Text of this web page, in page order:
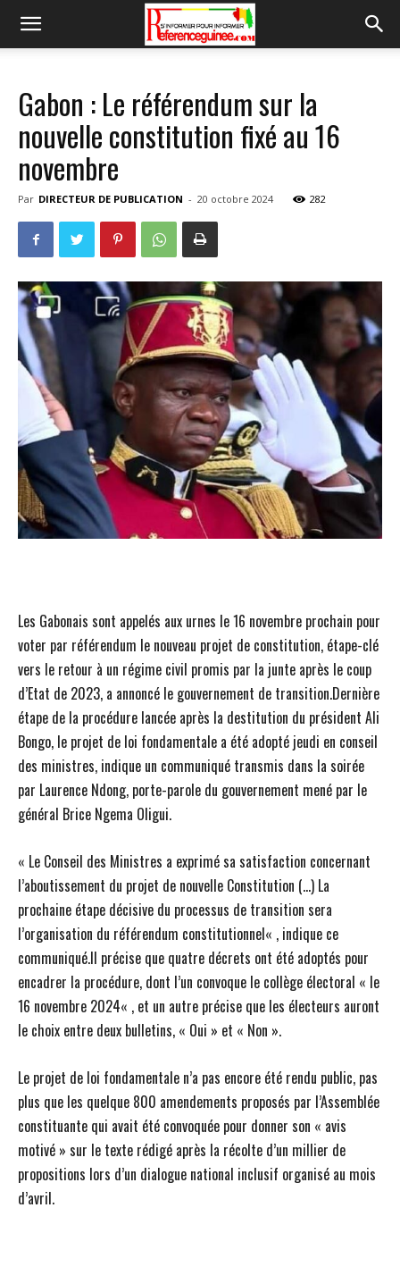
Gabon : Le référendum sur la
nouvelle constitution fixé au 16
novembre
Par DIRECTEUR DE PUBLICATION - 20 octobre 2024 282
Les Gabonais sont appelés aux urnes le 16 novembre prochain pour
voter par référendum le nouveau projet de constitution, étape-clé
vers le retour à un régime civil promis par la junte après le coup
d’Etat de 2023, a annoncé le gouvernement de transition.Dernière
étape de la procédure lancée après la destitution du président Ali
Bongo, le projet de loi fondamentale a été adopté jeudi en conseil
des ministres, indique un communiqué transmis dans la soirée
par Laurence Ndong, porte-parole du gouvernement mené par le
général Brice Ngema Oligui.
« Le Conseil des Ministres a exprimé sa satisfaction concernant
l’aboutissement du projet de nouvelle Constitution (…) La
prochaine étape décisive du processus de transition sera
l’organisation du référendum constitutionnel« , indique ce
communiqué.Il précise que quatre décrets ont été adoptés pour
encadrer la procédure, dont l’un convoque le collège électoral « le
16 novembre 2024« , et un autre précise que les électeurs auront
le choix entre deux bulletins, « Oui » et « Non ».
Le projet de loi fondamentale n’a pas encore été rendu public, pas
plus que les quelque 800 amendements proposés par l’Assemblée
constituante qui avait été convoquée pour donner son « avis
motivé » sur le texte rédigé après la récolte d’un millier de
propositions lors d’un dialogue national inclusif organisé au mois
d’avril.